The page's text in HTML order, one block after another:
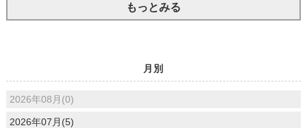
もっとみる
月別
2026年08月(0)
2026年07月(5)